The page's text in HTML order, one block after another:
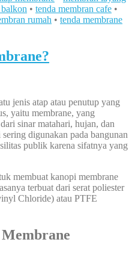
• tenda membran cafe •
rumah • tenda membrane
jenis atap atau penutup yang
yaitu membrane, yang
sinar matahari, hujan, dan
digunakan pada bangunan
publik karena sifatnya yang
membuat kanopi membrane
terbuat dari serat poliester
Chloride) atau PTFE